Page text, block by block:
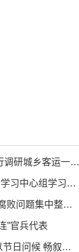
濉溪县人大常委会副主任李秀侠一行调研城乡客运一体化和治超工作
市政府2026年第14次党组会 暨理论学习中心组学习会议召开 蒋曦主持会议并讲话
汪华东在督导群众身边不正之风 和腐败问题集中整治工作时强调 以更高标准更实举措纵深推进集中整治 不断增强人民群众获得感幸福感安全感
”官兵代表
市领导开展“八一”走访慰问活动 致以节日问候 畅叙鱼水深情